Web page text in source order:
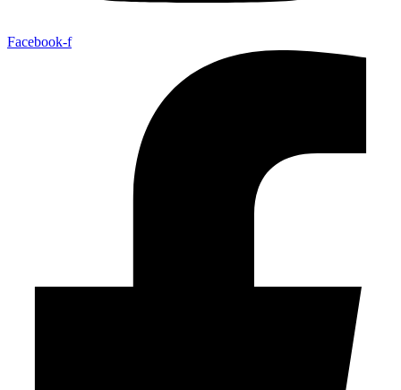
Facebook-f